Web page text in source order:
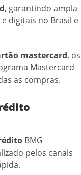
, garantindo ampla
digitais no Brasil e
mastercard, os
Mastercard
as compras.
BMG
pelos canais